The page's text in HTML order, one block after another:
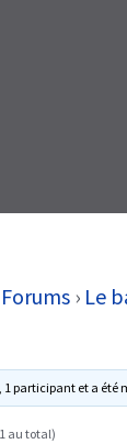
Forums › Le
1 participant et a été
au total)